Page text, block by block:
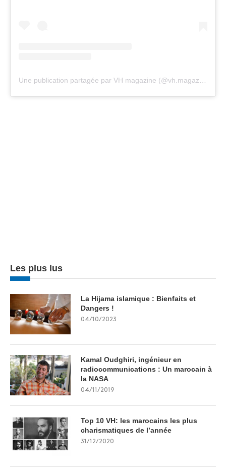
Une publication partagée par VH magazine (@vh.magazine)
Les plus lus
La Hijama islamique : Bienfaits et
Dangers !
04/10/2023
Kamal Oudghiri, ingénieur en
radiocommunications : Un marocain à
la NASA
04/11/2019
Top 10 VH: les marocains les plus
charismatiques de l’année
31/12/2020